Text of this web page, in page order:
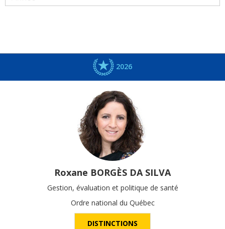
2026
Roxane BORGÈS DA SILVA
Gestion, évaluation et politique de santé
Ordre national du Québec
DISTINCTIONS